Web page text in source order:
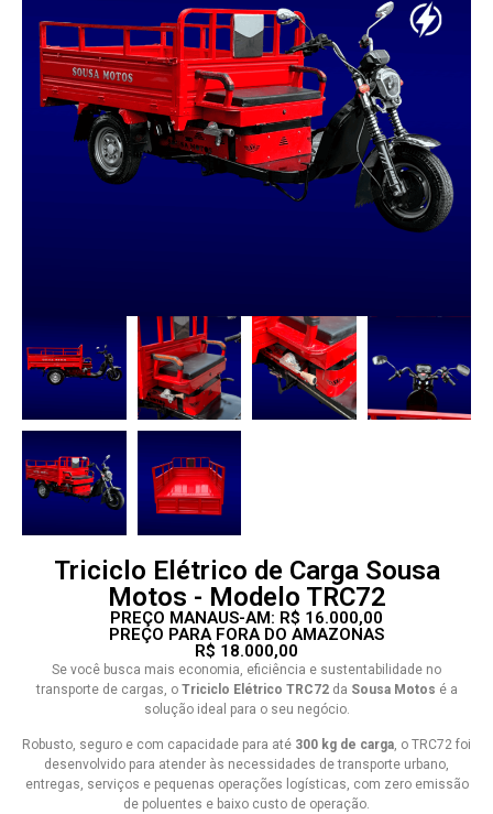
Triciclo Elétrico de Carga Sousa
Motos - Modelo TRC72
PREÇO MANAUS-AM: R$ 16.000,00
PREÇO PARA FORA DO AMAZONAS
R$ 18.000,00
Se você busca mais economia, eficiência e sustentabilidade no
transporte de cargas, o Triciclo Elétrico TRC72da Sousa Motos é a
solução ideal para o seu negócio.
Robusto, seguro e com capacidade para até 300 kg de carga, o TRC72 foi
desenvolvido para atender às necessidades de transporte urbano,
entregas, serviços e pequenas operações logísticas, com zero emissão
de poluentes e baixo custo de operação.